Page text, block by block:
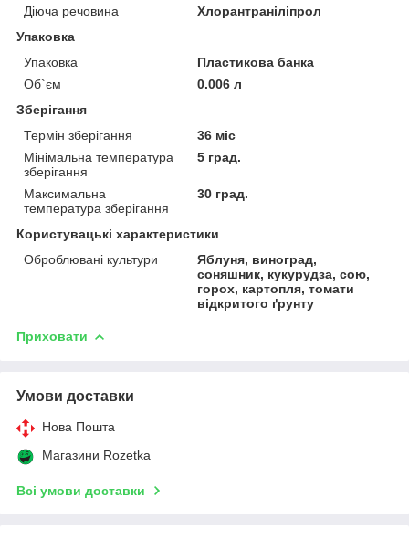
Діюча речовина
Хлорантраніліпрол
Упаковка
Упаковка
Пластикова банка
Об`єм
0.006 л
Зберігання
Термін зберігання
36 міс
Мінімальна температура
зберігання
5 град.
Максимальна
температура зберігання
30 град.
Користувацькі характеристики
Оброблювані культури
Яблуня, виноград,
соняшник, кукурудза, сою,
горох, картопля, томати
відкритого ґрунту
Приховати
Умови доставки
Нова Пошта
Магазини Rozetka
Всі умови доставки